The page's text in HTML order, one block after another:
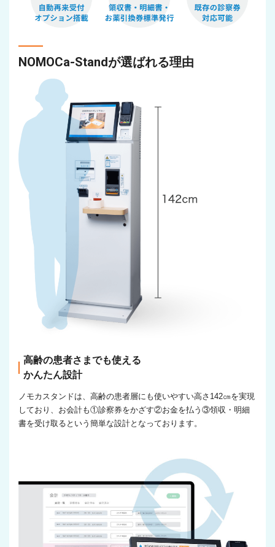
NOMOCa-Standが選ばれる理由
高齢の患者さまでも使える
かんたん設計
ノモカスタンドは、高齢の患者層にも使いやすい高さ142㎝を実現
しており、お会計も①診察券をかざす②お金を払う③領収・明細
書を受け取るという簡単な設計となっております。